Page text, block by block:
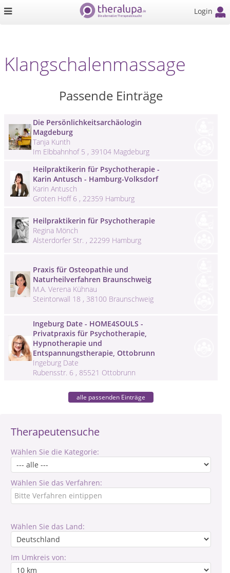
Login
Therapeutensuche
Wählen Sie die Kategorie:
Wählen Sie das Verfahren:
Wählen Sie das Land:
Im Umkreis von:
Klangschalenmassage
Passende Einträge
Die Persönlichkeitsarchäologin
Magdeburg
Tanja Kunth
Im Elbbahnhof 5 , 39104 Magdeburg
Heilpraktikerin für Psychotherapie -
Karin Antusch - Hamburg-Volksdorf
Karin Antusch
Groten Hoff 6 , 22359 Hamburg
Heilpraktikerin für Psychotherapie
Regina Mönch
Alsterdorfer Str. , 22299 Hamburg
Praxis für Osteopathie und
Naturheilverfahren Braunschweig
M.A. Verena Kühnau
Steintorwall 18 , 38100 Braunschweig
Ingeburg Date - HOME4SOULS -
Privatpraxis für Psychotherapie,
Hypnotherapie und
Entspannungstherapie, Ottobrunn
Ingeburg Date
Rubensstr. 6 , 85521 Ottobrunn
alle passenden Einträge